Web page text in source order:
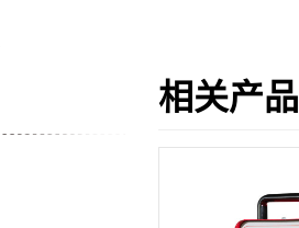
相关产品